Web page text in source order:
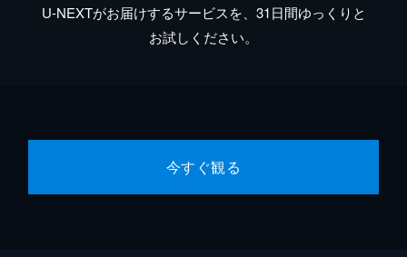
U-NEXTがお届けするサービスを、31日間ゆっくりと
お試しください。
今すぐ観る